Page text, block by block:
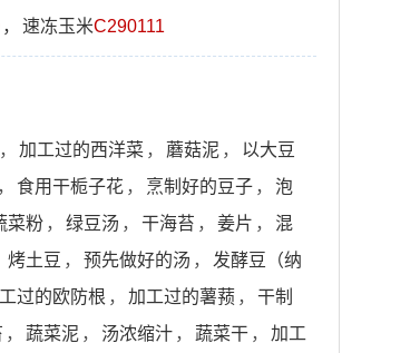
， 速冻玉米C290111
， 加工过的西洋菜 ， 蘑菇泥 ，
以大豆
， 食用干栀子花 ， 烹制好的豆子 ，
泡
菜粉 ， 绿豆汤 ， 干海苔 ， 姜片 ，
混
烤土豆 ， 预先做好的汤 ，
发酵豆（纳
过的欧防根 ， 加工过的薯蓣 ，
干制
， 蔬菜泥 ， 汤浓缩汁 ， 蔬菜干 ，
加工